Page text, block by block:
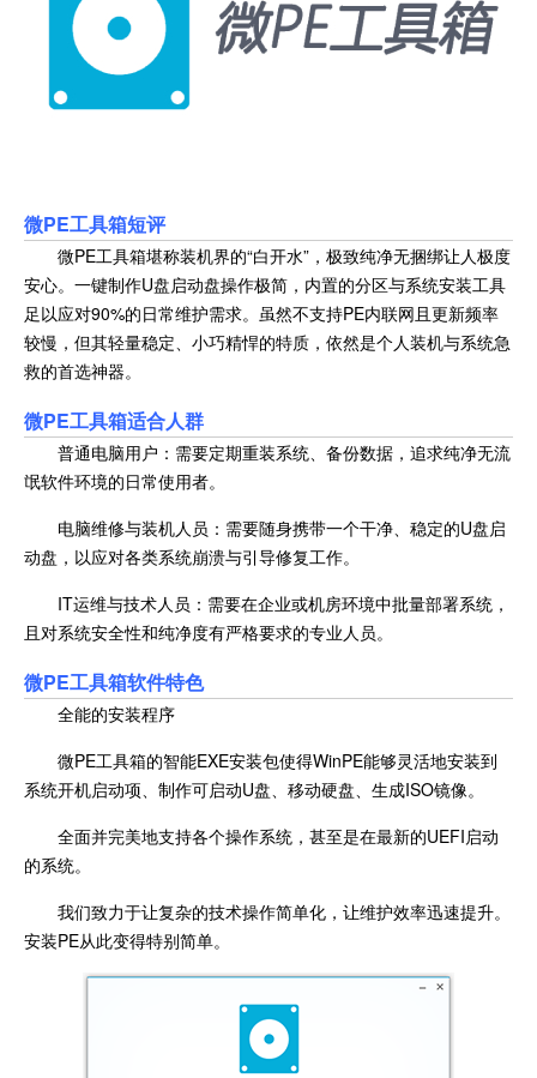
微PE工具箱短评
微PE工具箱堪称装机界的“白开水”，极致纯净无捆绑让人极度
安心。一键制作U盘启动盘操作极简，内置的分区与系统安装工具
足以应对90%的日常维护需求。虽然不支持PE内联网且更新频率
较慢，但其轻量稳定、小巧精悍的特质，依然是个人装机与系统急
救的首选神器。
微PE工具箱适合人群
普通电脑用户：需要定期重装系统、备份数据，追求纯净无流
氓软件环境的日常使用者。
电脑维修与装机人员：需要随身携带一个干净、稳定的U盘启
动盘，以应对各类系统崩溃与引导修复工作。
IT运维与技术人员：需要在企业或机房环境中批量部署系统，
且对系统安全性和纯净度有严格要求的专业人员。
微PE工具箱软件特色
全能的安装程序
微PE工具箱的智能EXE安装包使得WinPE能够灵活地安装到
系统开机启动项、制作可启动U盘、移动硬盘、生成ISO镜像。
全面并完美地支持各个操作系统，甚至是在最新的UEFI启动
的系统。
我们致力于让复杂的技术操作简单化，让维护效率迅速提升。
安装PE从此变得特别简单。